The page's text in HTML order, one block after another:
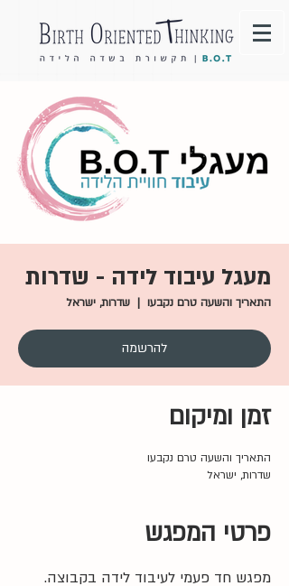
מעגל עיבוד לידה - שדרות
התאריך והשעה טרם נקבעו
  |
שדרות, ישראל
להרשמה
זמן ומיקום
התאריך והשעה טרם נקבעו
שדרות, ישראל
פרטי המפגש
מפגש חד פעמי לעיבוד לידה בקבוצה.